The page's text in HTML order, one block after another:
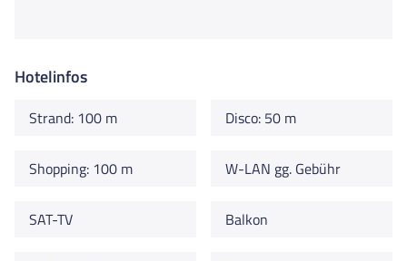
Hotelinfos
Strand: 100 m Disco: 50 m
Shopping: 100 m W-LAN gg. Gebühr
SAT-TV Balkon